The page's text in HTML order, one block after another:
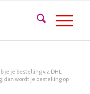
je je bestelling via DHL
dan wordt je bestelling op